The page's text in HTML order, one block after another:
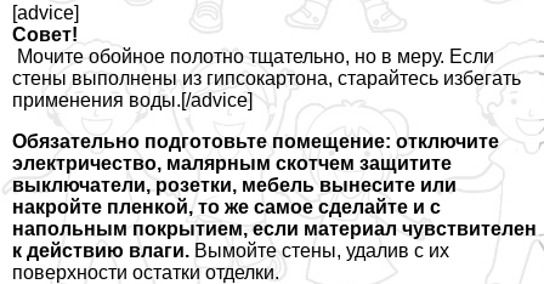
[advice]
Совет!
Мочите обойное полотно тщательно, но в меру. Если
стены выполнены из гипсокартона, старайтесь избегать
применения воды.[/advice]
Обязательно подготовьте помещение: отключите
электричество, малярным скотчем защитите
выключатели, розетки, мебель вынесите или
накройте пленкой, то же самое сделайте и с
напольным покрытием, если материал чувствителен
к действию влаги. Вымойте стены, удалив с их
поверхности остатки отделки.